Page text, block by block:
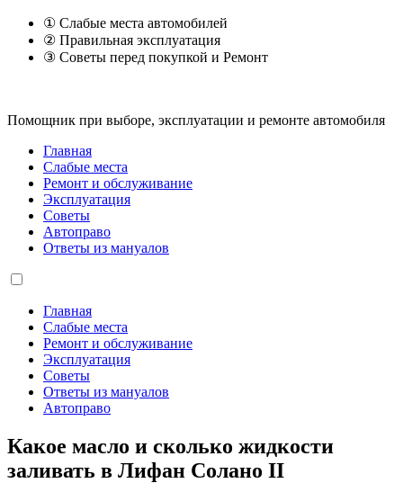
① Слабые места автомобилей
② Правильная эксплуатация
③ Советы перед покупкой и Ремонт
Помощник при выборе, эксплуатации и ремонте автомобиля
Главная
Слабые места
Ремонт и обслуживание
Эксплуатация
Советы
Автоправо
Ответы из мануалов
Главная
Слабые места
Ремонт и обслуживание
Эксплуатация
Советы
Ответы из мануалов
Автоправо
Какое масло и сколько жидкости
заливать в Лифан Солано II